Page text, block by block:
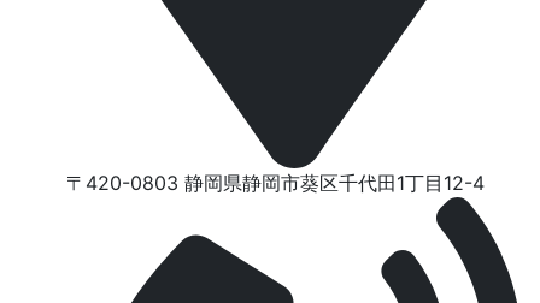
〒420-0803 静岡県静岡市葵区千代⽥1丁⽬12-4